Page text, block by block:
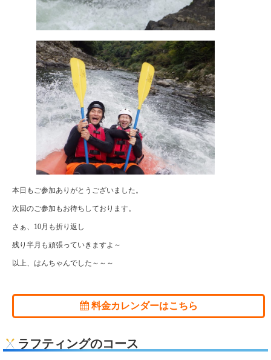
本日もご参加ありがとうございました。
次回のご参加もお待ちしております。
さぁ、10月も折り返し
残り半月も頑張っていきますよ～
以上、はんちゃんでした～～～
料金カレンダーはこちら
ラフティングのコース